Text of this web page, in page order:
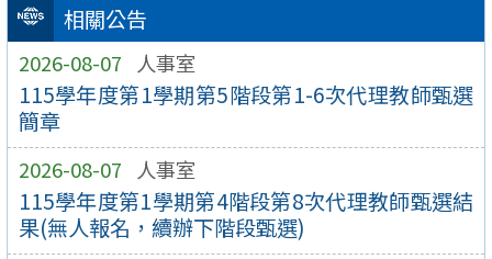
相關公告
2026-08-07 人事室
115學年度第1學期第5階段第1-6次代理教師甄選
簡章
2026-08-07 人事室
115學年度第1學期第4階段第8次代理教師甄選結
果(無人報名，續辦下階段甄選)